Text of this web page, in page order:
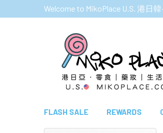
Welcome to MikoPlace U.S. 港日
FLASH SALE REWARDS